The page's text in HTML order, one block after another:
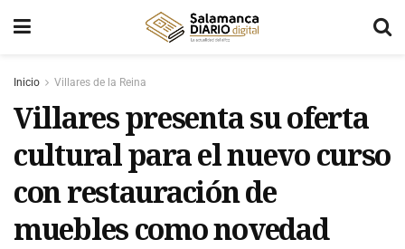
Inicio Villares de la Reina
Villares presenta su oferta
cultural para el nuevo curso
con restauración de
muebles como novedad